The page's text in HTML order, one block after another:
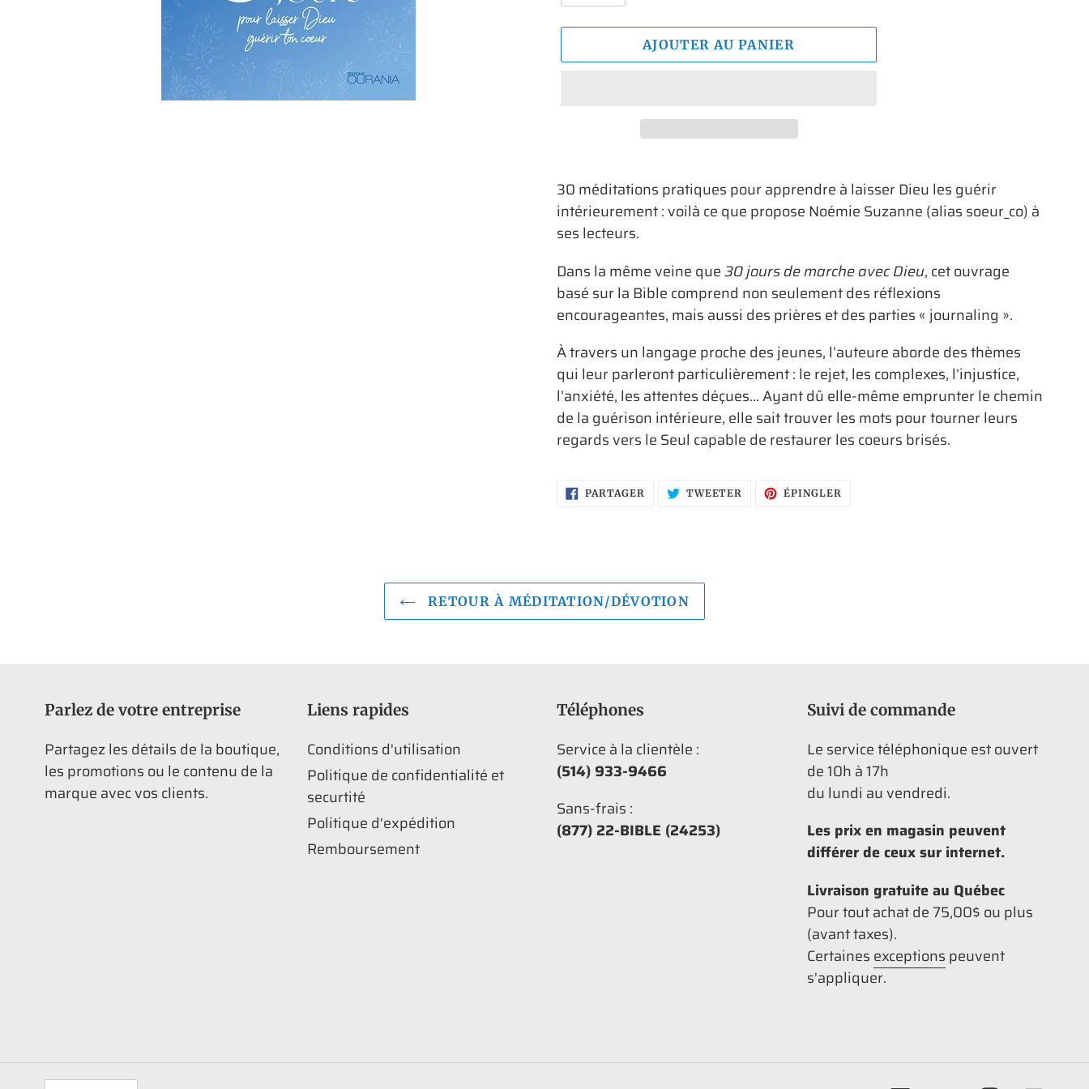
AJOUTER AU PANIER
d'un
produit
à
panier
30 méditations pratiques pour apprendre à laisser Dieu les guérir
intérieurement : voilà ce que propose Noémie Suzanne (alias soeur_co) à
ses lecteurs.
Dans la même veine que30 jours de marche avec Dieu, cet ouvrage
basé sur la Bible comprend non seulement des réflexions
encourageantes, mais aussi des prières et des parties « journaling ».
À travers un langage proche des jeunes, l’auteure aborde des thèmes
qui leur parleront particulièrement : le rejet, les complexes, l’injustice,
l’anxiété, les attentes déçues… Ayant dû elle-même emprunter le chemin
de la guérison intérieure, elle sait trouver les mots pour tourner leurs
regards vers le Seul capable de restaurer les coeurs brisés.
PARTAGER PARTAGER
SUR
TWEETER TWEETERÉPINGLER
RETOUR À MÉDITATION/DÉVOTION
Parlez de votre entreprise
Partagez les détails de la boutique,
les promotions ou le contenu de la
marque avec vos clients.
Liens rapides
Conditions d'utilisation
Politique de confidentialité et
securtité
Politique d'expédition
Remboursement
Téléphones
Service à la clientèle :
(514) 933-9466
Sans-frais :
(877) 22-BIBLE (24253)
Suivi de commande
Le service téléphonique est ouvert
de 10h à 17h
du lundi au vendredi.
Les prix en magasin peuvent
différer de ceux sur internet.
Livraison gratuite au Québec
Pour tout achat de 75,00$ ou plus
(avant taxes).
Certaines exceptions peuvent
s'appliquer.